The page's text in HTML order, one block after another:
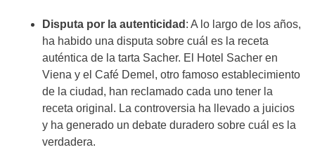
Disputa por la autenticidad : A lo largo de los años,
ha habido una disputa sobre cuál es la receta
auténtica de la tarta Sacher. El Hotel Sacher en
Viena y el Café Demel, otro famoso establecimiento
de la ciudad, han reclamado cada uno tener la
receta original. La controversia ha llevado a juicios
y ha generado un debate duradero sobre cuál es la
verdadera.